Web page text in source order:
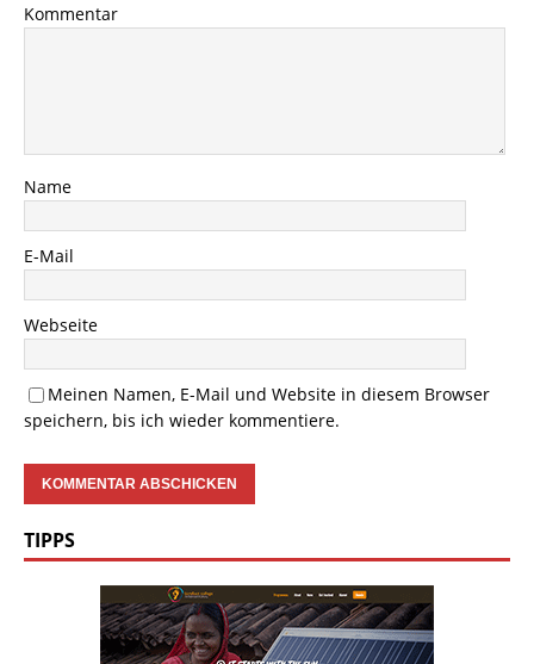
Kommentar
Name
E-Mail
Webseite
Meinen Namen, E-Mail und Website in diesem Browser
speichern, bis ich wieder kommentiere.
TIPPS